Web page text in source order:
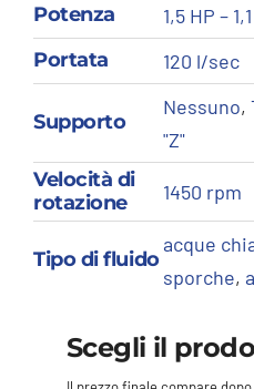
Potenza
1,5 HP –
Portata
120 l/sec
Supporto
Nessuno,
"Z"
Velocità di
rotazione
1450 rpm
Tipo di fluido
acque
sporche,
Scegli il